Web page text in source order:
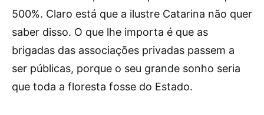
500%. Claro está que a ilustre Catarina não quer
saber disso. O que lhe importa é que as
brigadas das associações privadas passem a
ser públicas, porque o seu grande sonho seria
que toda a floresta fosse do Estado.